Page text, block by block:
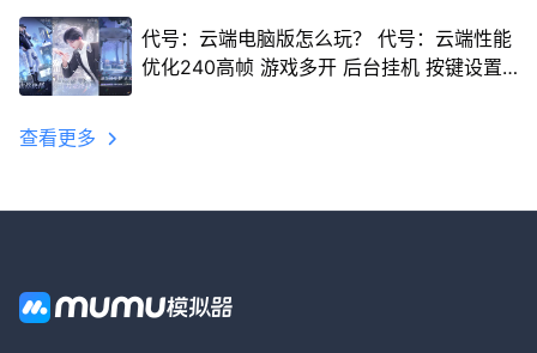
代号：云端电脑版怎么玩？ 代号：云端性能
优化240高帧 游戏多开 后台挂机 按键设置
查看更多